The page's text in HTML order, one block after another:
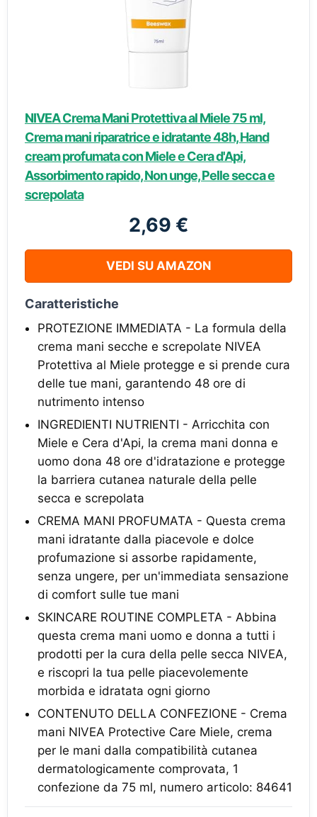
NIVEA Crema Mani Protettiva al Miele 75 ml,
Crema mani riparatrice e idratante 48h, Hand
cream profumata con Miele e Cera d'Api,
Assorbimento rapido, Non unge, Pelle secca e
screpolata
2,69 €
VEDI SU AMAZON
Caratteristiche
PROTEZIONE IMMEDIATA - La formula della
crema mani secche e screpolate NIVEA
Protettiva al Miele protegge e si prende cura
delle tue mani, garantendo 48 ore di
nutrimento intenso
INGREDIENTI NUTRIENTI - Arricchita con
Miele e Cera d'Api, la crema mani donna e
uomo dona 48 ore d'idratazione e protegge
la barriera cutanea naturale della pelle
secca e screpolata
CREMA MANI PROFUMATA - Questa crema
mani idratante dalla piacevole e dolce
profumazione si assorbe rapidamente,
senza ungere, per un'immediata sensazione
di comfort sulle tue mani
SKINCARE ROUTINE COMPLETA - Abbina
questa crema mani uomo e donna a tutti i
prodotti per la cura della pelle secca NIVEA,
e riscopri la tua pelle piacevolemente
morbida e idratata ogni giorno
CONTENUTO DELLA CONFEZIONE - Crema
mani NIVEA Protective Care Miele, crema
per le mani dalla compatibilità cutanea
dermatologicamente comprovata, 1
confezione da 75 ml, numero articolo: 84641